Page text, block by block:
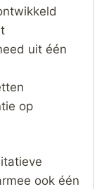
uit één
op
ook één